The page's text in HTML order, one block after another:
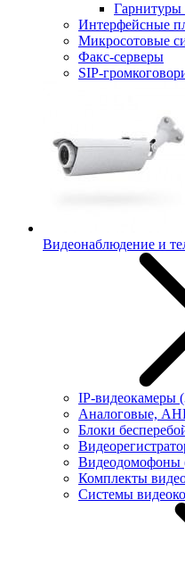
Гарнитуры
Интерфейсные
Микросотовые
Факс-серверы
SIP-
Видеонаблюдение и
IP-видеокамеры
Аналоговые,
Блоки
Видеодомофоны
Комплекты
Системы